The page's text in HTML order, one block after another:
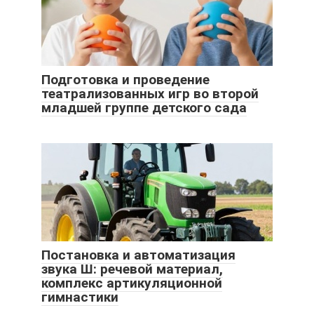
Подготовка и проведение
театрализованных игр во второй
младшей группе детского сада
Постановка и автоматизация
звука Ш: речевой материал,
комплекс артикуляционной
гимнастики